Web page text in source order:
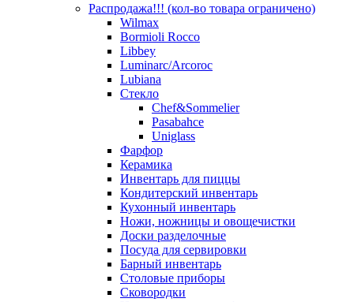
Распродажа!!! (кол-во товара ограничено)
Wilmax
Bormioli Rocco
Libbey
Luminarc/Arcoroc
Lubiana
Стекло
Chef&Sommelier
Pasabahce
Uniglass
Фарфор
Керамика
Инвентарь для пиццы
Кондитерский инвентарь
Кухонный инвентарь
Ножи, ножницы и овощечистки
Доски разделочные
Посуда для сервировки
Барный инвентарь
Столовые приборы
Сковородки